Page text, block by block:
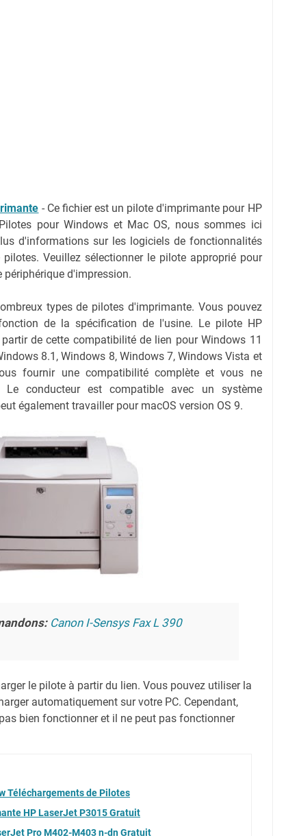
- Ce fichier est un pilote d'imprimante pour HP
pour Windows et Mac OS, nous sommes ici
d'informations sur les logiciels de fonctionnalités
Veuillez sélectionner le pilote approprié pour
d'impression.
types de pilotes d'imprimante. Vous pouvez
de la spécification de l'usine. Le pilote HP
de cette compatibilité de lien pour Windows 11
8.1, Windows 8, Windows 7, Windows Vista et
fournir une compatibilité complète et vous ne
Le conducteur est compatible avec un système
également travailler pour macOS version OS 9.
Canon I-Sensys Fax L 390
le pilote à partir du lien. Vous pouvez utiliser la
automatiquement sur votre PC. Cependant,
bien fonctionner et il ne peut pas fonctionner
Téléchargements de Pilotes
HP LaserJet P3015 Gratuit
Pro M402-M403 n-dn Gratuit